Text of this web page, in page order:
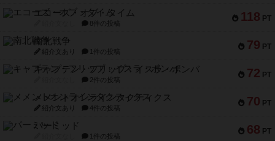
118 PT
エコーズ・オブ・タイム
8件の投稿
79 PT
南北戦争
紹介文あり 1件の投稿
72 PT
キャプテン・フリップ：イスラ・ボンバ
2件の投稿
70 PT
メメントオンラインタクティクス
紹介文あり 4件の投稿
68 PT
パーミッド
1件の投稿